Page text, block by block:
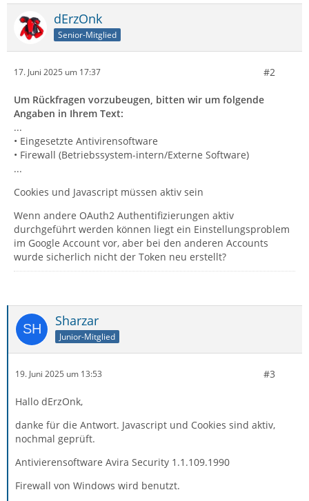
dErzOnk
Senior-Mitglied
17. Juni 2025 um 17:37 #2
Um Rückfragen vorzubeugen, bitten wir um folgende
Angaben in Ihrem Text:
...
• Eingesetzte Antivirensoftware
• Firewall (Betriebssystem-intern/Externe Software)
...
Cookies und Javascript müssen aktiv sein
Wenn andere OAuth2 Authentifizierungen aktiv
durchgeführt werden können liegt ein Einstellungsproblem
im Google Account vor, aber bei den anderen Accounts
wurde sicherlich nicht der Token neu erstellt?
Sharzar
Junior-Mitglied
19. Juni 2025 um 13:53 #3
Hallo dErzOnk,
danke für die Antwort. Javascript und Cookies sind aktiv,
nochmal geprüft.
Antivierensoftware Avira Security 1.1.109.1990
Firewall von Windows wird benutzt.